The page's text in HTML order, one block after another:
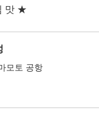
맛 ★
모토 공항